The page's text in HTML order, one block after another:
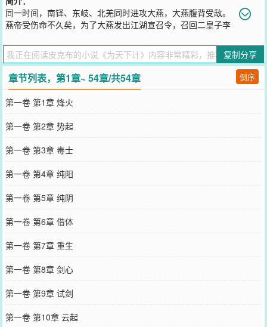
同一时间，南铎、东岐、北羌同时进攻大燕，大燕腹背受敌。
燕帝受伤命不久矣，为了大燕发出江湖宣召令，召回二皇子李
的
您要是觉得《为天下计》还不错的话请不要忘记向您QQ群和微博微信
里的朋友推荐哦！
复制分享
章节列表，第1章~ 54章/共54章 倒序
第一卷 第1章 烽火
第一卷 第2章 势起
第一卷 第3章 毒士
第一卷 第4章 纯阳
第一卷 第5章 纯阴
第一卷 第6章 借体
第一卷 第7章 重生
第一卷 第8章 剑心
第一卷 第9章 试剑
第一卷 第10章 云起